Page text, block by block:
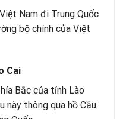
Nam đi Trung Quốc
bộ chính của Việt
Cai
Bắc của tỉnh Lào
này thông qua hồ Cầu